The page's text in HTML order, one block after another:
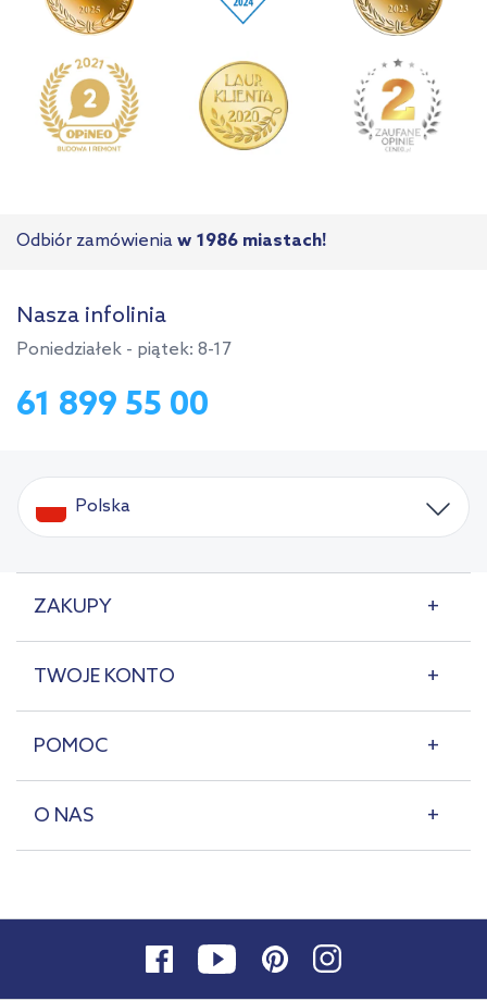
Odbiór zamówienia w 1986 miastach!
Nasza infolinia
Poniedziałek - piątek: 8-17
61 899 55 00
Polska
ZAKUPY
TWOJE KONTO
POMOC
O NAS